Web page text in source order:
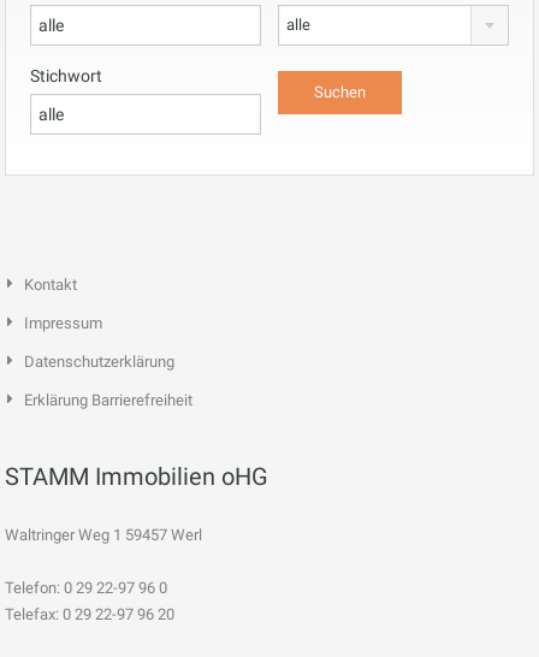
alle
Stichwort
Kontakt
Impressum
Datenschutzerklärung
Erklärung Barrierefreiheit
STAMM Immobilien oHG
Waltringer Weg 1 59457 Werl
Telefon: 0 29 22-97 96 0
Telefax: 0 29 22-97 96 20